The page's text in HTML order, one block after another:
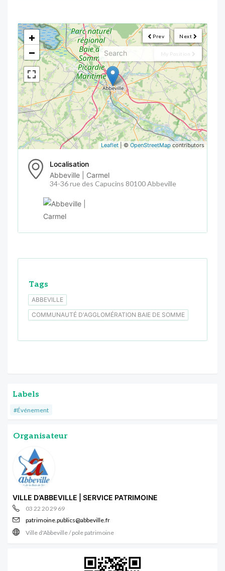
Next
Prev
My Position
<!---->
+
−
Leaflet | © OpenStreetMap contributors
Localisation
Abbeville | Carmel
34-36 rue des Capucins 80100 Abbeville
Tags
ABBEVILLE
COMMUNAUTÉ D'AGGLOMÉRATION BAIE DE SOMME
Labels
#Événement
Organisateur
VILLE D’ABBEVILLE | SERVICE PATRIMOINE
03 22 20 29 69
patrimoine.publics@abbeville.fr
Ville d'Abbeville / pole patrimoine